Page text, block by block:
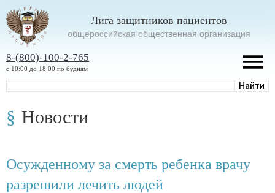
Лига защитников пациентов
oбщероссийская общественная организация
8-(800)-100-2-765
с 10:00 до 18:00 по будням
Новости
Осужденному за смерть ребенка врачу
разрешили лечить людей